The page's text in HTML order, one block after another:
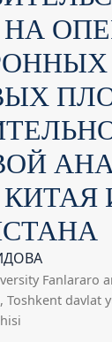
Fanlararo
Toshkent davlat